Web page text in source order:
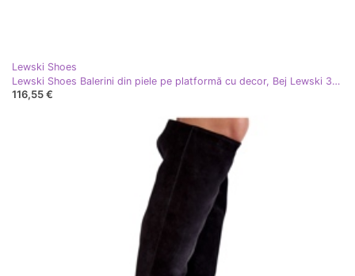
Lewski Shoes
Lewski Shoes Balerini din piele pe platformă cu decor, Bej Lewski 3384
116,55 €